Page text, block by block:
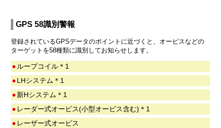
GPS 58識別警報
登録されているGPSデータのポイントに近づくと、オービスなどの
ターゲットを58種類に識別してお知らせします。
● ループコイル＊1
●LHシステム＊1
●新Hシステム＊1
● レーダー式オービス(小型オービス含む)＊1
● レーザー式オービス